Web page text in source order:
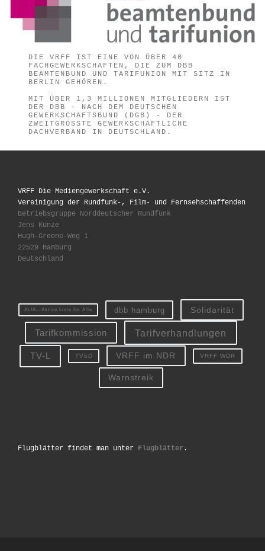
DIE VRFF IST EINE VON ÜBER 40
FACHGEWERKSCHAFTEN, DIE ZUM DBB
BEAMTENBUND UND TARIFUNION MIT SITZ IN
BERLIN GEHÖREN.
MIT ÜBER 1,3 MILLIONEN MITGLIEDERN IST
DER DBB - NACH DEM DEUTSCHEN
GEWERKSCHAFTSBUND (DGB) - DER
ZWEITGRÖSSTE GEWERKSCHAFTLICHE D
ACHVERBAND IN DEUTSCHLAND.
VRFF Die Mediengewerkschaft e.V.
Vereinigung der Rundfunk-, Film- und Fernsehschaffenden
Betriebsgruppe Norddeutscher Rundfunk
Jens Kunze
Hugh-Greene-Weg 1
22529 Hamburg
Deutschland
ALfA—Aktive Liste für Alle dbb hamburg Solidarität
Tarifkommission Tarifverhandlungen
TV-L TVöD VRFF im NDR VRFF WDR
Warnstreik
Flugblätter findet man unter Flugblätter .